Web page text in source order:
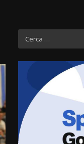
Ricerca
per: